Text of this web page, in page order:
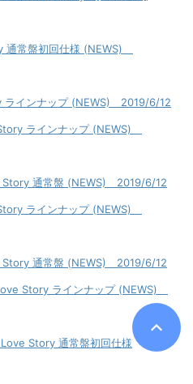
回トップガン盤[CD+DVD]
初回Love Story盤[CD+DVD]
通常盤初回仕様 (NEWS)
インナップ (NEWS) 2019/6/12
ラインナップ (NEWS)
Story 通常盤 (NEWS) 2019/6/12
ラインナップ (NEWS)
通常盤 (NEWS) 2019/6/12
Story ラインナップ (NEWS)